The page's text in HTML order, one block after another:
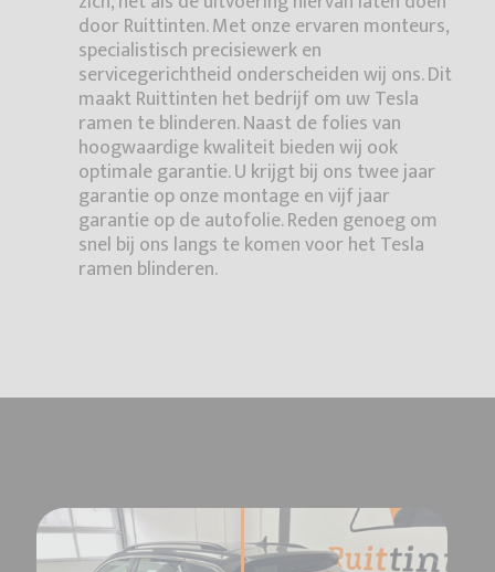
door Ruittinten. Met onze ervaren monteurs,
specialistisch precisiewerk en
servicegerichtheid onderscheiden wij ons. Dit
maakt Ruittinten het bedrijf om uw Tesla
ramen te blinderen. Naast de folies van
hoogwaardige kwaliteit bieden wij ook
optimale garantie. U krijgt bij ons twee jaar
garantie op onze montage en vijf jaar
garantie op de autofolie. Reden genoeg om
snel bij ons langs te komen voor het Tesla
ramen blinderen.